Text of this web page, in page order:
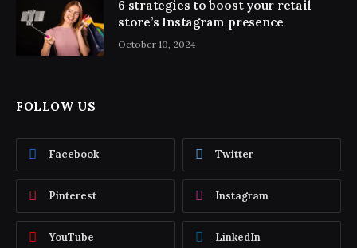
6 strategies to boost your retail
store’s Instagram presence
October 10, 2024
FOLLOW US
Facebook Twitter
Pinterest Instagram
YouTube LinkedIn